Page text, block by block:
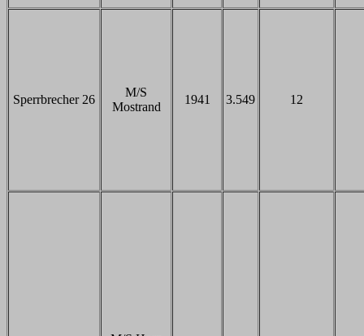
Sperrbrecher 26
M/S
Mostrand
1941 3.549 12